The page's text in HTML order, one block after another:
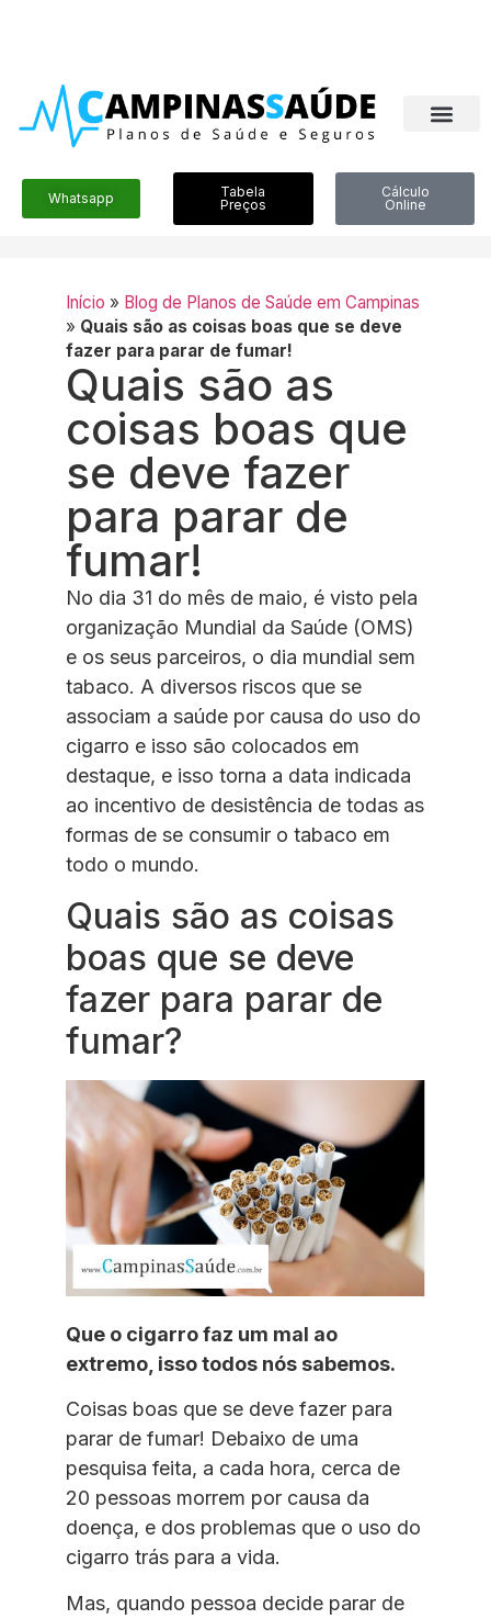
Whatsapp
Tabela
Preços
Cálculo
Online
Início » Blog de Planos de Saúde em Campinas
» Quais são as coisas boas que se deve
fazer para parar de fumar!
Quais são as
coisas boas que
se deve fazer
para parar de
fumar!
No dia 31 do mês de maio, é visto pela
organização Mundial da Saúde (OMS)
e os seus parceiros, o dia mundial sem
tabaco. A diversos riscos que se
associam a saúde por causa do uso do
cigarro e isso são colocados em
destaque, e isso torna a data indicada
ao incentivo de desistência de todas as
formas de se consumir o tabaco em
todo o mundo.
Quais são as coisas
boas que se deve
fazer para parar de
fumar?
Que o cigarro faz um mal ao
extremo, isso todos nós sabemos.
Coisas boas que se deve fazer para
parar de fumar! Debaixo de uma
pesquisa feita, a cada hora, cerca de
20 pessoas morrem por causa da
doença, e dos problemas que o uso do
cigarro trás para a vida.
Mas, quando pessoa decide parar de